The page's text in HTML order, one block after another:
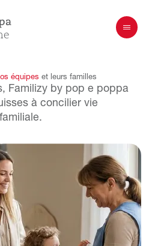
équipes et leurs familles
Familizy by pop e poppa
à concilier vie